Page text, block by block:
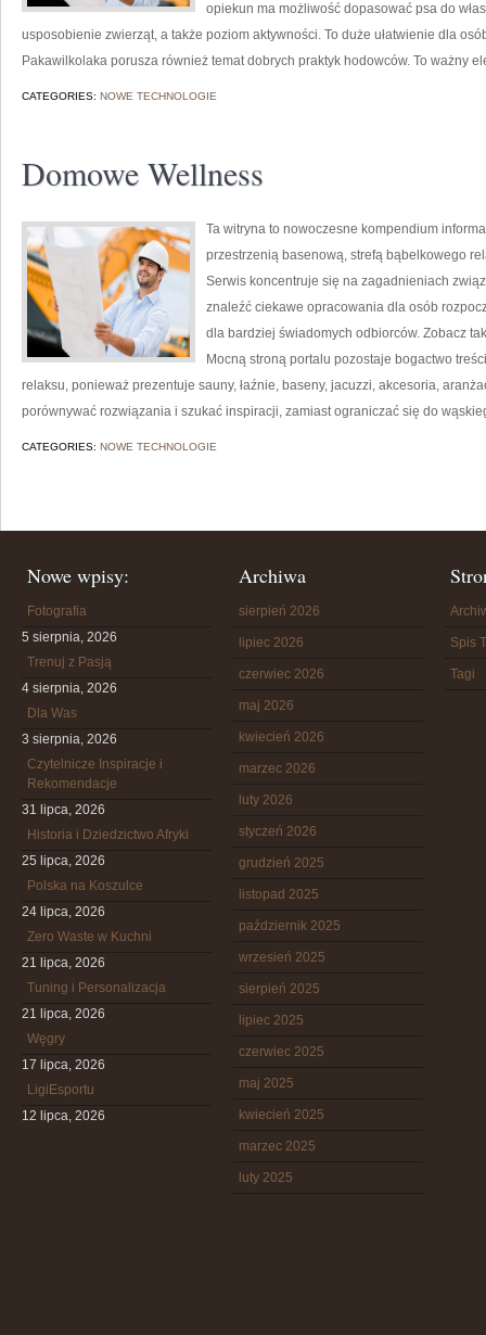
opiekun ma możliwość dopasować psa do
usposobienie zwierząt, a także poziom aktywności. To duże ułatwienie dla
Pakawilkolaka porusza również temat dobrych praktyk hodowców. To ważny
CATEGORIES: NOWE TECHNOLOGIE
Domowe Wellness
Ta witryna to nowoczesne kompendium
przestrzenią basenową, strefą bąbelkowego
Serwis koncentruje się na zagadnieniach
znaleźć ciekawe opracowania dla osób
dla bardziej świadomych odbiorców. Zobacz
Mocną stroną portalu pozostaje bogactwo
relaksu, ponieważ prezentuje sauny, łaźnie, baseny, jacuzzi, akcesoria,
porównywać rozwiązania i szukać inspiracji, zamiast ograniczać się do
CATEGORIES: NOWE TECHNOLOGIE
Nowe wpisy:
Fotografia
5 sierpnia, 2026
Trenuj z Pasją
4 sierpnia, 2026
Dla Was
3 sierpnia, 2026
Czytelnicze Inspiracje i
Rekomendacje
31 lipca, 2026
Historia i Dziedzictwo Afryki
25 lipca, 2026
Polska na Koszulce
24 lipca, 2026
Zero Waste w Kuchni
21 lipca, 2026
Tuning i Personalizacja
21 lipca, 2026
Węgry
17 lipca, 2026
LigiEsportu
12 lipca, 2026
Archiwa
sierpień 2026
lipiec 2026
czerwiec 2026
maj 2026
kwiecień 2026
marzec 2026
luty 2026
styczeń 2026
grudzień 2025
listopad 2025
październik 2025
wrzesień 2025
sierpień 2025
lipiec 2025
czerwiec 2025
maj 2025
kwiecień 2025
marzec 2025
luty 2025
Spis
Tagi